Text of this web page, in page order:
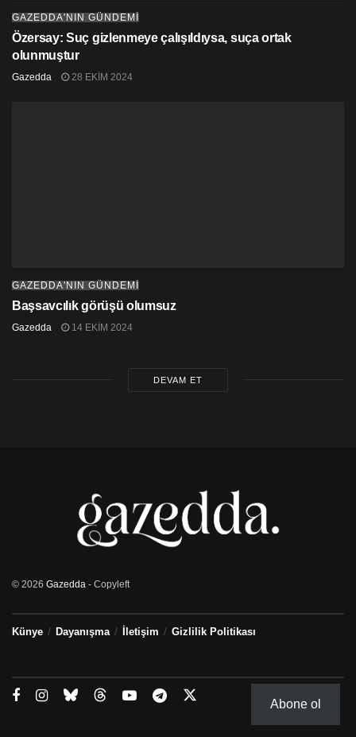
GAZEDDA'NIN GÜNDEMİ
Özersay: Suç gizlenmeye çalışıldıysa, suça ortak
olunmuştur
Gazedda 28 EKIM 2024
GAZEDDA'NIN GÜNDEMİ
Başsavcılık görüşü olumsuz
Gazedda 14 EKIM 2024
DEVAM ET
© 2026 Gazedda - Copyleft
Künye Dayanışma İletişim Gizlilik Politikası
Abone ol